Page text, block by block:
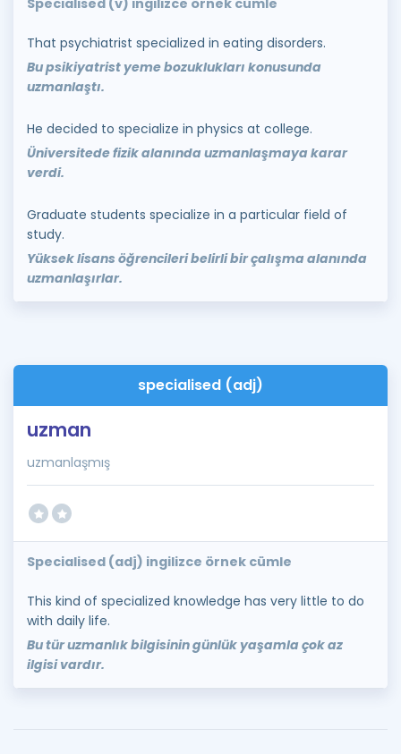
Specialised (v) ingilizce örnek cümle
That psychiatrist specialized in eating disorders.
Bu psikiyatrist yeme bozuklukları konusunda
uzmanlaştı.
He decided to specialize in physics at college.
Üniversitede fizik alanında uzmanlaşmaya karar
verdi.
Graduate students specialize in a particular field of
study.
Yüksek lisans öğrencileri belirli bir çalışma alanında
uzmanlaşırlar.
specialised (adj)
uzman
uzmanlaşmış
Specialised (adj) ingilizce örnek cümle
This kind of specialized knowledge has very little to do
with daily life.
Bu tür uzmanlık bilgisinin günlük yaşamla çok az
ilgisi vardır.